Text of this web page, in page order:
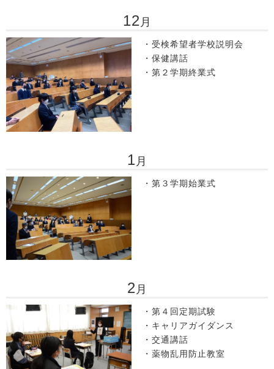
12 月
・受検希望者学校説明会
・保健講話
・第２学期終業式
1 月
・第３学期始業式
2 月
・第４回定期試験
・キャリアガイダンス
・交通講話
・薬物乱用防止教室